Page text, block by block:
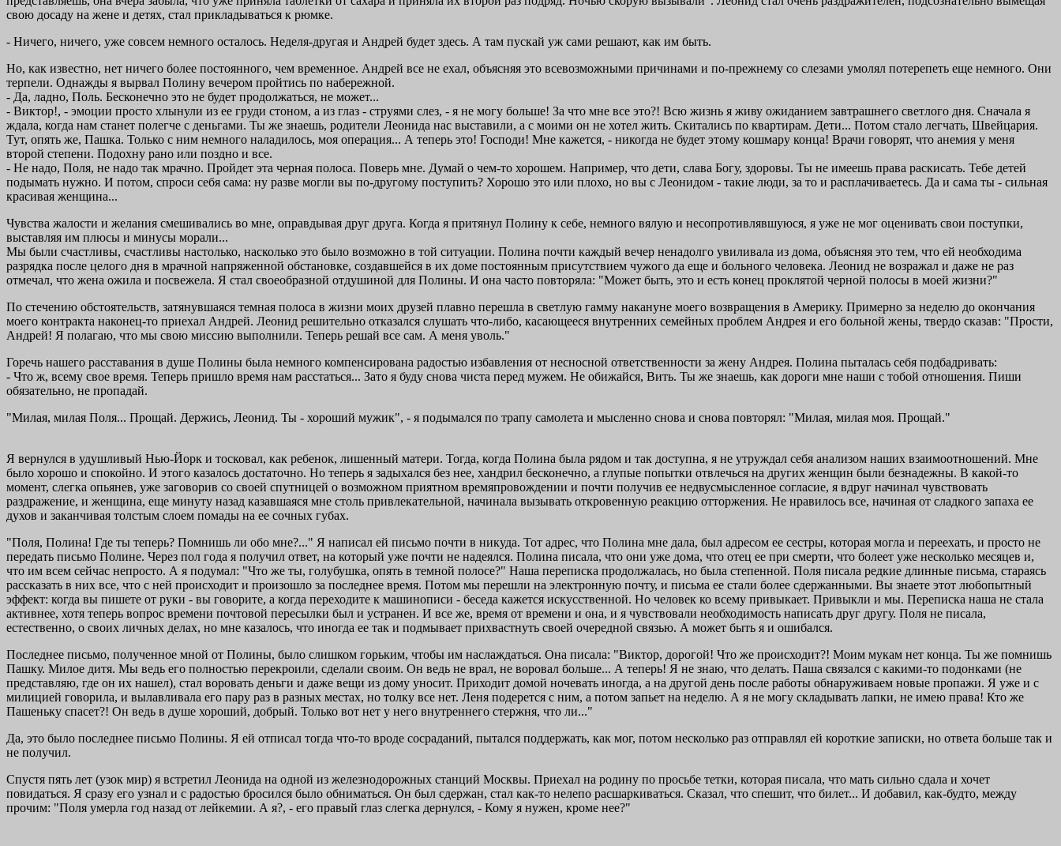
свою досаду на жене и детях, стал прикладываться к рюмке.
- Ничего, ничего, уже совсем немного осталось. Неделя-другая и Андрей будет здесь. А там пускай уж сами решают, как им быть.
Но, как известно, нет ничего более постоянного, чем временное. Андрей все не ехал, объясняя это всевозможными причинами и по-прежнему со слезами умолял потерепеть еще немного. Они
терпели. Однажды я вырвал Полину вечером пройтись по набережной.
- Да, ладно, Поль. Бесконечно это не будет продолжаться, не может...
- Виктор!, - эмоции просто хлынули из ее груди стоном, а из глаз - струями слез, - я не могу больше! За что мне все это?! Всю жизнь я живу ожиданием завтрашнего светлого дня. Сначала я
ждала, когда нам станет полегче с деньгами. Ты же знаешь, родители Леонида нас выставили, а с моими он не хотел жить. Скитались по квартирам. Дети... Потом стало легчать, Швейцария.
Тут, опять же, Пашка. Только с ним немного наладилось, моя операция... А теперь это! Господи! Мне кажется, - никогда не будет этому кошмару конца! Врачи говорят, что анемия у меня
второй степени. Подохну рано или поздно и все.
- Не надо, Поля, не надо так мрачно. Пройдет эта черная полоса. Поверь мне. Думай о чем-то хорошем. Например, что дети, слава Богу, здоровы. Ты не имеешь права раскисать. Тебе детей
подымать нужно. И потом, спроси себя сама: ну разве могли вы по-другому поступить? Хорошо это или плохо, но вы с Леонидом - такие люди, за то и расплачиваетесь. Да и сама ты - сильная
красивая женщина...
Чувства жалости и желания смешивались во мне, оправдывая друг друга. Когда я притянул Полину к себе, немного вялую и несопротивлявшуюся, я уже не мог оценивать свои поступки,
выставляя им плюсы и минусы морали...
Мы были счастливы, счастливы настолько, насколько это было возможно в той ситуации. Полина почти каждый вечер ненадолго увиливала из дома, объясняя это тем, что ей необходима
разрядка после целого дня в мрачной напряженной обстановке, создавшейся в их доме постоянным присутствием чужого да еще и больного человека. Леонид не возражал и даже не раз
отмечал, что жена ожила и посвежела. Я стал своеобразной отдушиной для Полины. И она часто повторяла: "Может быть, это и есть конец проклятой черной полосы в моей жизни?"
По стечению обстоятельств, затянувшаяся темная полоса в жизни моих друзей плавно перешла в светлую гамму накануне моего возвращения в Америку. Примерно за неделю до окончания
моего контракта наконец-то приехал Андрей. Леонид решительно отказался слушать что-либо, касающееся внутренних семейных проблем Андрея и его больной жены, твердо сказав: "Прости,
Андрей! Я полагаю, что мы свою миссию выполнили. Теперь решай все сам. А меня уволь."
Горечь нашего расставания в душе Полины была немного компенсирована радостью избавления от несносной ответственности за жену Андрея. Полина пыталась себя подбадривать:
- Что ж, всему свое время. Теперь пришло время нам расстаться... Зато я буду снова чиста перед мужем. Не обижайся, Вить. Ты же знаешь, как дороги мне наши с тобой отношения. Пиши
обязательно, не пропадай.
"Милая, милая Поля... Прощай. Держись, Леонид. Ты - хороший мужик", - я подымался по трапу самолета и мысленно снова и снова повторял: "Милая, милая моя. Прощай."
Я вернулся в удушливый Нью-Йорк и тосковал, как ребенок, лишенный матери. Тогда, когда Полина была рядом и так доступна, я не утруждал себя анализом наших взаимоотношений. Мне
было хорошо и спокойно. И этого казалось достаточно. Но теперь я задыхался без нее, хандрил бесконечно, а глупые попытки отвлечься на других женщин были безнадежны. В какой-то
момент, слегка опьянев, уже заговорив со своей спутницей о возможном приятном времяпровождении и почти получив ее недвусмысленное согласие, я вдруг начинал чувствовать
раздражение, и женщина, еще минуту назад казавшаяся мне столь привлекательной, начинала вызывать откровенную реакцию отторжения. Не нравилось все, начиная от сладкого запаха ее
духов и заканчивая толстым слоем помады на ее сочных губах.
"Поля, Полина! Где ты теперь? Помнишь ли обо мне?..." Я написал ей письмо почти в никуда. Тот адрес, что Полина мне дала, был адресом ее сестры, которая могла и переехать, и просто не
передать письмо Полине. Через пол года я получил ответ, на который уже почти не надеялся. Полина писала, что они уже дома, что отец ее при смерти, что болеет уже несколько месяцев и,
что им всем сейчас непросто. А я подумал: "Что же ты, голубушка, опять в темной полосе?" Наша переписка продолжалась, но была степенной. Поля писала редкие длинные письма, стараясь
рассказать в них все, что с ней происходит и произошло за последнее время. Потом мы перешли на электронную почту, и письма ее стали более сдержанными. Вы знаете этот любопытный
эффект: когда вы пишете от руки - вы говорите, а когда переходите к машинописи - беседа кажется искусственной. Но человек ко всему привыкает. Привыкли и мы. Переписка наша не стала
активнее, хотя теперь вопрос времени почтовой пересылки был и устранен. И все же, время от времени и она, и я чувствовали необходимость написать друг другу. Поля не писала,
естественно, о своих личных делах, но мне казалось, что иногда ее так и подмывает прихвастнуть своей очередной связью. А может быть я и ошибался.
Последнее письмо, полученное мной от Полины, было слишком горьким, чтобы им наслаждаться. Она писала: "Виктор, дорогой! Что же происходит?! Моим мукам нет конца. Ты же помнишь
Пашку. Милое дитя. Мы ведь его полностью перекроили, сделали своим. Он ведь не врал, не воровал больше... А теперь! Я не знаю, что делать. Паша связался с какими-то подонками (не
представляю, где он их нашел), стал воровать деньги и даже вещи из дому уносит. Приходит домой ночевать иногда, а на другой день после работы обнаруживаем новые пропажи. Я уже и с
милицией говорила, и вылавливала его пару раз в разных местах, но толку все нет. Леня подерется с ним, а потом запьет на неделю. А я не могу складывать лапки, не имею права! Кто же
Пашеньку спасет?! Он ведь в душе хороший, добрый. Только вот нет у него внутреннего стержня, что ли..."
Да, это было последнее письмо Полины. Я ей отписал тогда что-то вроде сосраданий, пытался поддержать, как мог, потом несколько раз отправлял ей короткие записки, но ответа больше так и
не получил.
Спустя пять лет (узок мир) я встретил Леонида на одной из железнодорожных станций Москвы. Приехал на родину по просьбе тетки, которая писала, что мать сильно сдала и хочет
повидаться. Я сразу его узнал и с радостью бросился было обниматься. Он был сдержан, стал как-то нелепо расшаркиваться. Сказал, что спешит, что билет... И добавил, как-будто, между
прочим: "Поля умерла год назад от лейкемии. А я?, - его правый глаз слегка дернулся, - Кому я нужен, кроме нее?"